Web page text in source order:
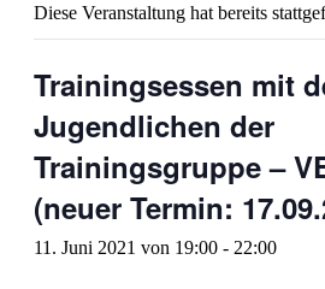
Diese Veranstaltung hat bereits
Trainingsessen mit
Jugendlichen der
Trainingsgruppe –
(neuer Termin:
11. Juni 2021 von 19:00 - 22:00